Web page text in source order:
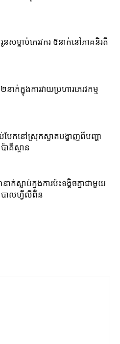
នសម្លាប់ភេរវករ ៥នាក់នៅភាគនិរតី
នាក់ក្នុងការវាយប្រហារភេរវកម្ម
ប់បែកនៅស្រុកស្វាតបង្ហាញពីបញ្ហា
គីស្ថាន
ាក់ស្លាប់ក្នុងការប៉ះទង្គិចគ្នាជាមួយ
បាលហ្វីលីពីន